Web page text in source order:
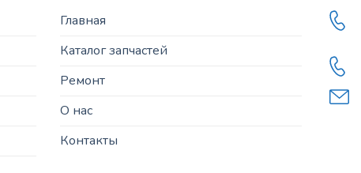
Главная
Каталог запчастей
Ремонт
О нас
Контакты